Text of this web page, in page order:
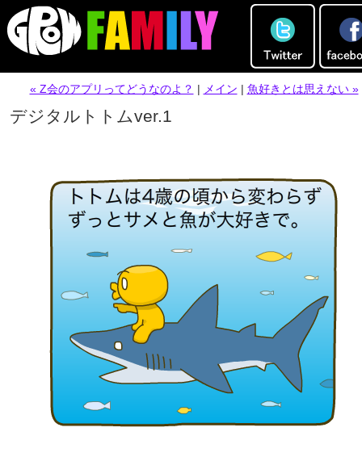
« Z会のアプリってどうなのよ？ | メイン | 魚好きとは思えない »
デジタルトトムver.1